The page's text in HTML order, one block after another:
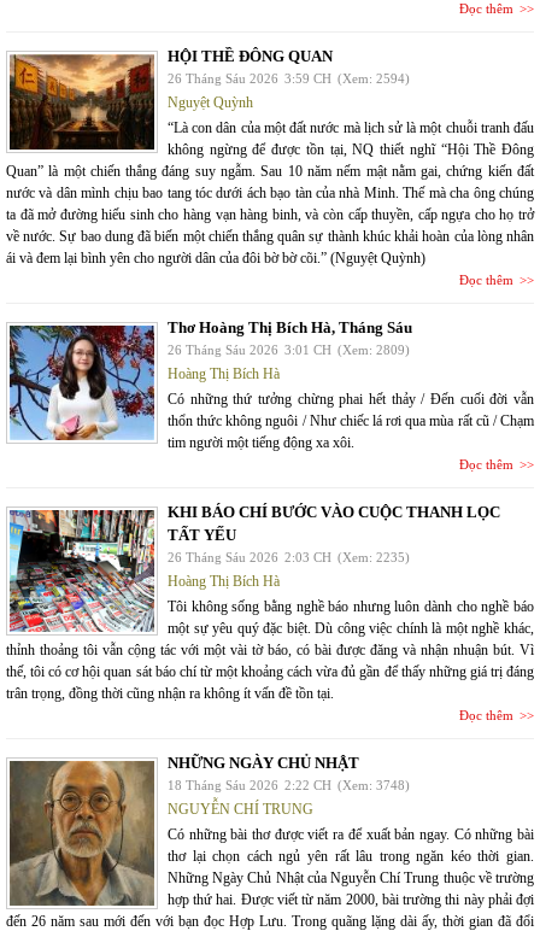
Đọc thêm
HỘI THỀ ĐÔNG QUAN
26 Tháng Sáu 2026 3:59 CH (Xem: 2594)
Nguyệt Quỳnh
“Là con dân của một đất nước mà lịch sử là một chuỗi tranh đấu
không ngừng để được tồn tại, NQ thiết nghĩ “Hội Thề Đông
Quan” là một chiến thắng đáng suy ngẫm. Sau 10 năm nếm mật nằm gai, chứng kiến đất
nước và dân mình chịu bao tang tóc dưới ách bạo tàn của nhà Minh. Thế mà cha ông chúng
ta đã mở đường hiếu sinh cho hàng vạn hàng binh, và còn cấp thuyền, cấp ngựa cho họ trở
về nước. Sự bao dung đã biến một chiến thắng quân sự thành khúc khải hoàn của lòng nhân
ái và đem lại bình yên cho người dân của đôi bờ bờ cõi.” (Nguyệt Quỳnh)
Đọc thêm
Thơ Hoàng Thị Bích Hà, Tháng Sáu
26 Tháng Sáu 2026 3:01 CH (Xem: 2809)
Hoàng Thị Bích Hà
Có những thứ tưởng chừng phai hết thảy / Đến cuối đời vẫn
thổn thức không nguôi / Như chiếc lá rơi qua mùa rất cũ / Chạm
tim người một tiếng động xa xôi.
Đọc thêm
KHI BÁO CHÍ BƯỚC VÀO CUỘC THANH LỌC
TẤT YẾU
26 Tháng Sáu 2026 2:03 CH (Xem: 2235)
Hoàng Thị Bích Hà
Tôi không sống bằng nghề báo nhưng luôn dành cho nghề báo
một sự yêu quý đặc biệt. Dù công việc chính là một nghề khác,
thỉnh thoảng tôi vẫn cộng tác với một vài tờ báo, có bài được đăng và nhận nhuận bút. Vì
thế, tôi có cơ hội quan sát báo chí từ một khoảng cách vừa đủ gần để thấy những giá trị đáng
trân trọng, đồng thời cũng nhận ra không ít vấn đề tồn tại.
Đọc thêm
NHỮNG NGÀY CHỦ NHẬT
18 Tháng Sáu 2026 2:22 CH (Xem: 3748)
NGUYỄN CHÍ TRUNG
Có những bài thơ được viết ra để xuất bản ngay. Có những bài
thơ lại chọn cách ngủ yên rất lâu trong ngăn kéo thời gian.
Những Ngày Chủ Nhật của Nguyễn Chí Trung thuộc về trường
hợp thứ hai. Được viết từ năm 2000, bài trường thi này phải đợi
đến 26 năm sau mới đến với bạn đọc Hợp Lưu. Trong quãng lặng dài ấy, thời gian đã đổi